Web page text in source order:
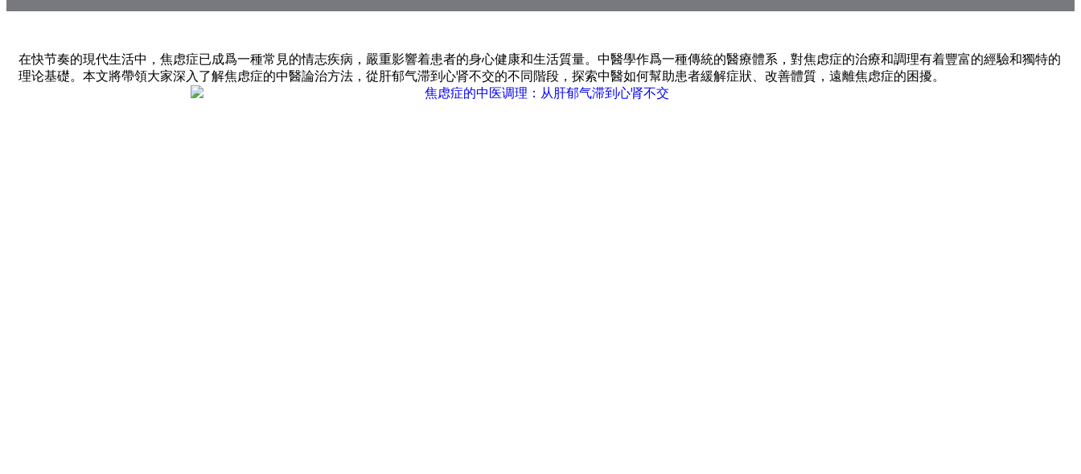
在快节奏的現代生活中，焦虑症已成爲一種常見的情志疾病，嚴重影響着患者的身心健康和生活質量。中醫學作爲一種傳統的醫療體系，對焦虑症的治療和調理有着豐富的經驗和獨特的
理论基礎。本文將帶領大家深入了解焦虑症的中醫論治方法，從肝郁气滞到心肾不交的不同階段，探索中醫如何幫助患者緩解症狀、改善體質，遠離焦虑症的困擾。